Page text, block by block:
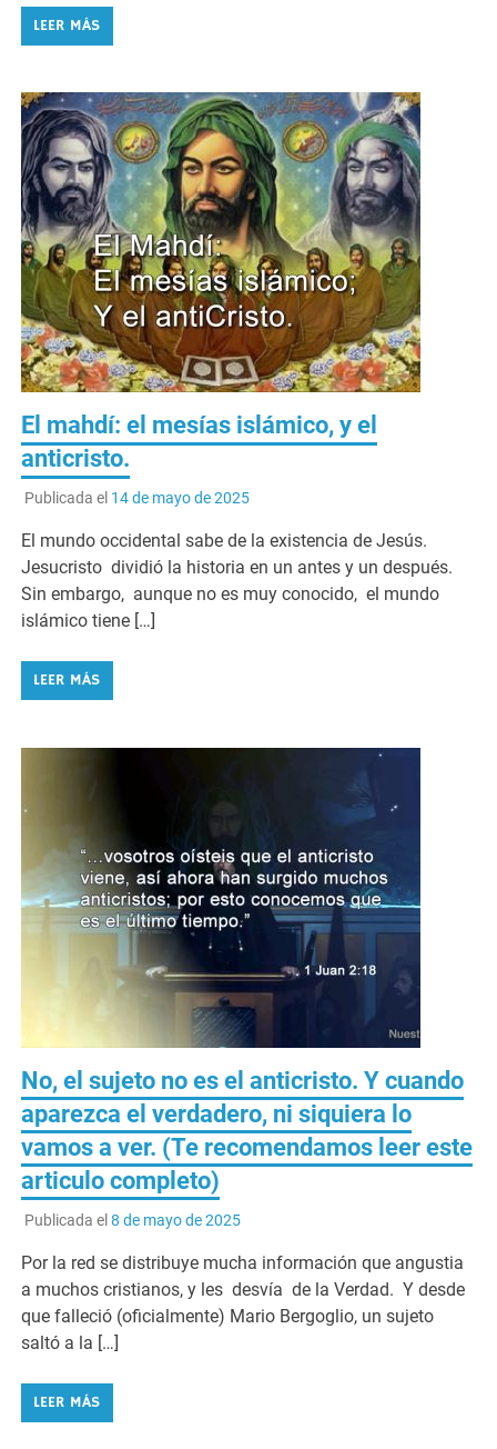
LEER MÁS
El mahdí: el mesías islámico, y el
anticristo.
Publicada el 14 de mayo de 2025
El mundo occidental sabe de la existencia de Jesús.
Jesucristo dividió la historia en un antes y un después.
Sin embargo, aunque no es muy conocido, el mundo
islámico tiene […]
LEER MÁS
No, el sujeto no es el anticristo. Y cuando
aparezca el verdadero, ni siquiera lo
vamos a ver. (Te recomendamos leer este
articulo completo)
Publicada el 8 de mayo de 2025
Por la red se distribuye mucha información que angustia
a muchos cristianos, y les desvía de la Verdad. Y desde
que falleció (oficialmente) Mario Bergoglio, un sujeto
saltó a la […]
LEER MÁS